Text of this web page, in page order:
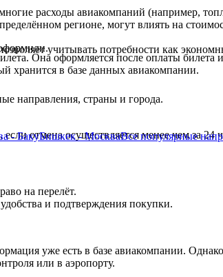
расходы авиакомпаний (например,
регионе, могут влиять на
учитывать потребности как
отмена осуществляется менее чем за 24
Она оформляется после оплаты
хранится в базе данных авиакомпании.
на перелёт.
и подтверждения покупки.
уже есть в базе авиакомпании.
или в аэропорту.
направления, страны и города.
- БакуБишкек - МоскваВсе популярные